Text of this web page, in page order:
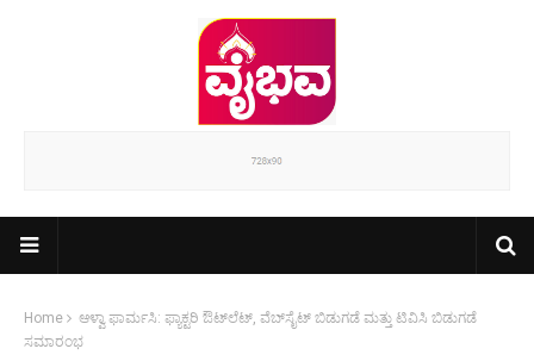
Home
ಆಳ್ವಾ ಫಾರ್ಮಸಿ: ಫ್ಯಾಕ್ಟರಿ ಔಟ್‌ಲೆಟ್, ವೆಬ್‌ಸೈಟ್ ಬಿಡುಗಡೆ ಮತ್ತು ಟಿವಿಸಿ ಬಿಡುಗಡೆ
ಸಮಾರಂಭ